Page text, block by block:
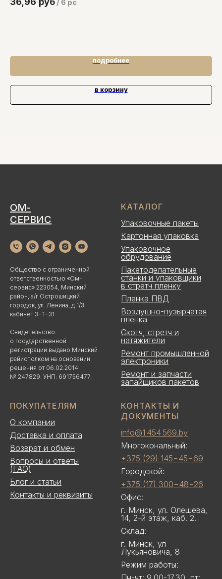
/ 6 pc
подробнее
в корзину
ОМ-
СЕРВИС
Общество с ограниченной
ответственностью «Ом-
сервис» 223054, Минский
район, а/г Острошицкий
городок, ул. Ленина, д 1/3
кабинет 3−1−31
Свидетельство
о государственной
регистрации выдано Минский
райисполком на основании
решения от 06.02.2014
№ 247829. УНП: 691756477.
КАТАЛОГ
Упаковочные пакеты
Картонная упаковка
Упаковочное
обрудование
Пакетоделательные
станки и упаковщики
в стретч пленку
Пленка ПВД
Воздушно-пузырчатая
пленка
Скотч, стретч и
натяжители
Ремонт промышленной
электроники
Ремонт и запчасти
запайщиков пакетов
ПОКУПАТЕЛЯМ
О компании
Доставка и оплата
Возврат и обмен
Вопросы и ответы
(FAQ)
Блог и статьи
Контакты и реквизиты
КОНТАКТЫ И
ДОКУМЕНТЫ
info@1 454 569.by
Многокональный:
+375 (29) 145−45−69
Городской:
+375 (17) 300−48−26
Офис:
г. Минск, ул. Олешева,
14, 2-й этаж, каб. 2.
Склад:
г. Минск, ул
Лукьяновича, 8
Режим работы: